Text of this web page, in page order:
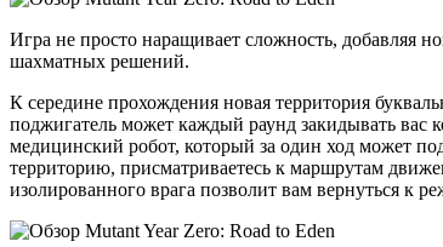
Игра не просто наращивает сложность, добавляя
шахматных решений.
К середине прохождения новая территория
поджигатель может каждый раунд закидывать
медицинский робот, который за один ход может
территорию, присматриваетесь к маршрутам
изолированного врага позволит вам вернуться к